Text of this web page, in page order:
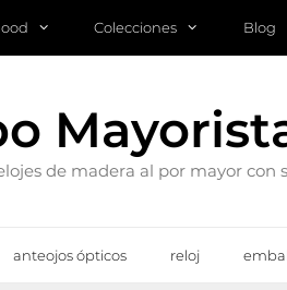
Colecciones Blog
de madera al por mayor con
anteojos ópticos reloj